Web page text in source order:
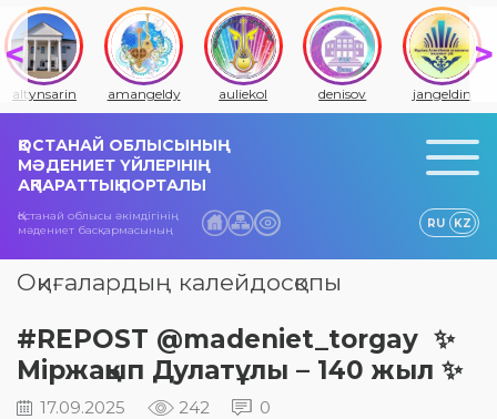
altynsarin amangeldy auliekol denisov jangeldin
ҚОСТАНАЙ ОБЛЫСЫНЫҢ
МӘДЕНИЕТ ҮЙЛЕРІНІҢ
АҚПАРАТТЫҚ ПОРТАЛЫ
Қостанай облысы әкімдігінің
мәдениет басқармасының
RU KZ
Оқиғалардың калейдосқопы
#REPOST @madeniet_torgay ✨
Міржақып Дулатұлы – 140 жыл ✨
17.09.2025 242 0